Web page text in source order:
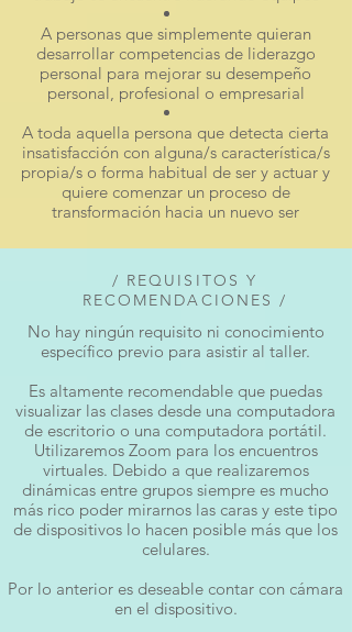
A personas que simplemente quieran
desarrollar competencias de liderazgo
personal para mejorar su desempeño
personal, profesional o empresarial
A toda aquella persona que detecta cierta
insatisfacción con alguna/s característica/s
propia/s o forma habitual de ser y actuar y
quiere comenzar un proceso de
transformación hacia un nuevo ser
/ REQUISITOS Y
RECOMENDACIONES /
No hay ningún requisito ni conocimiento
específico previo para asistir al taller.
Es altamente recomendable que puedas
visualizar las clases desde una computadora
de escritorio o una computadora portátil.
Utilizaremos Zoom para los encuentros
virtuales. Debido a que realizaremos
dinámicas entre grupos siempre es mucho
más rico poder mirarnos las caras y este tipo
de dispositivos lo hacen posible más que los
celulares.
Por lo anterior es deseable contar con cámara
en el dispositivo.